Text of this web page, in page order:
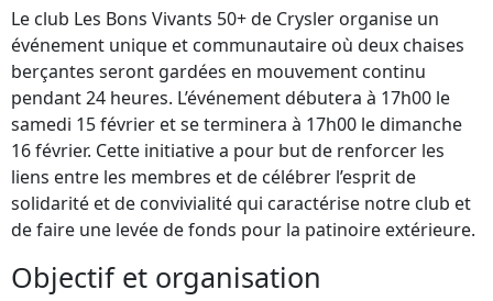
Le club Les Bons Vivants 50+ de Crysler organise un
événement unique et communautaire où deux chaises
berçantes seront gardées en mouvement continu
pendant 24 heures. L’événement débutera à 17h00 le
samedi 15 février et se terminera à 17h00 le dimanche
16 février. Cette initiative a pour but de renforcer les
liens entre les membres et de célébrer l’esprit de
solidarité et de convivialité qui caractérise notre club et
de faire une levée de fonds pour la patinoire extérieure.
Objectif et organisation